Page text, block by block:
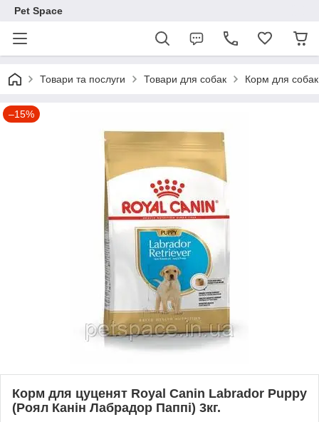
Pet Space
Товари та послуги Товари для собак Корм для собак
–15%
Корм для цуценят Royal Canin Labrador Puppy
(Роял Канін Лабрадор Паппі) 3кг.